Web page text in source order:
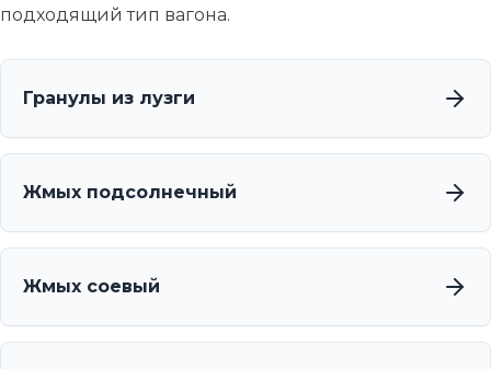
подходящий тип вагона.
Гранулы из лузги
Жмых подсолнечный
Жмых соевый